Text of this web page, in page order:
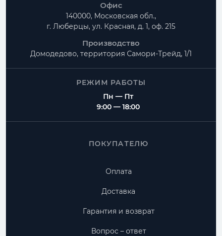
Офис
140000, Московская обл.,
г. Люберцы, ул. Красная, д. 1, оф. 215
Производство
Домодедово, территория Самори-Трейд, 1/1
РЕЖИМ РАБОТЫ
Пн — Пт
9:00 — 18:00
ПОКУПАТЕЛЮ
Оплата
Доставка
Гарантия и возврат
Вопрос – ответ